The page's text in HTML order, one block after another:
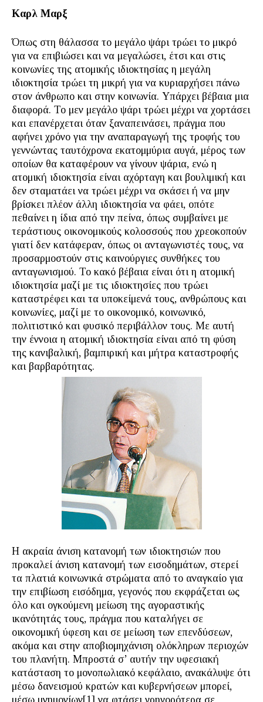
Καρλ Μαρξ
Όπως στη θάλασσα το μεγάλο ψάρι τρώει το μικρό
για να επιβιώσει και να μεγαλώσει, έτσι και στις
κοινωνίες της ατομικής ιδιοκτησίας η μεγάλη
ιδιοκτησία τρώει τη μικρή για να κυριαρχήσει πάνω
στον άνθρωπο και στην κοινωνία. Υπάρχει βέβαια μια
διαφορά. Το μεν μεγάλο ψάρι τρώει μέχρι να χορτάσει
και επανέρχεται όταν ξαναπεινάσει, πράγμα που
αφήνει χρόνο για την αναπαραγωγή της τροφής του
γεννώντας ταυτόχρονα εκατομμύρια αυγά, μέρος των
οποίων θα καταφέρουν να γίνουν ψάρια, ενώ η
ατομική ιδιοκτησία είναι αχόρταγη και βουλιμική και
δεν σταματάει να τρώει μέχρι να σκάσει ή να μην
βρίσκει πλέον άλλη ιδιοκτησία να φάει, οπότε
πεθαίνει η ίδια από την πείνα, όπως συμβαίνει με
τεράστιους οικονομικούς κολοσσούς που χρεοκοπούν
γιατί δεν κατάφεραν, όπως οι ανταγωνιστές τους, να
προσαρμοστούν στις καινούργιες συνθήκες του
ανταγωνισμού. Το κακό βέβαια είναι ότι η ατομική
ιδιοκτησία μαζί με τις ιδιοκτησίες που τρώει
καταστρέφει και τα υποκείμενά τους, ανθρώπους και
κοινωνίες, μαζί με το οικονομικό, κοινωνικό,
πολιτιστικό και φυσικό περιβάλλον τους. Με αυτή
την έννοια η ατομική ιδιοκτησία είναι από τη φύση
της κανιβαλική, βαμπιρική και μήτρα καταστροφής
και βαρβαρότητας.
Η ακραία άνιση κατανομή των ιδιοκτησιών που
προκαλεί άνιση κατανομή των εισοδημάτων, στερεί
τα πλατιά κοινωνικά στρώματα από το αναγκαίο για
την επιβίωση εισόδημα, γεγονός που εκφράζεται ως
όλο και ογκούμενη μείωση της αγοραστικής
ικανότητάς τους, πράγμα που καταλήγει σε
οικονομική ύφεση και σε μείωση των επενδύσεων,
ακόμα και στην αποβιομηχάνιση ολόκληρων περιοχών
του πλανήτη. Μπροστά σ’ αυτήν την υφεσιακή
κατάσταση το μονοπωλιακό κεφάλαιο, ανακάλυψε ότι
μέσω δανεισμού κρατών και κυβερνήσεων μπορεί,
μέσω μνημονίων[1] να φτάσει γρηγορότερα σε